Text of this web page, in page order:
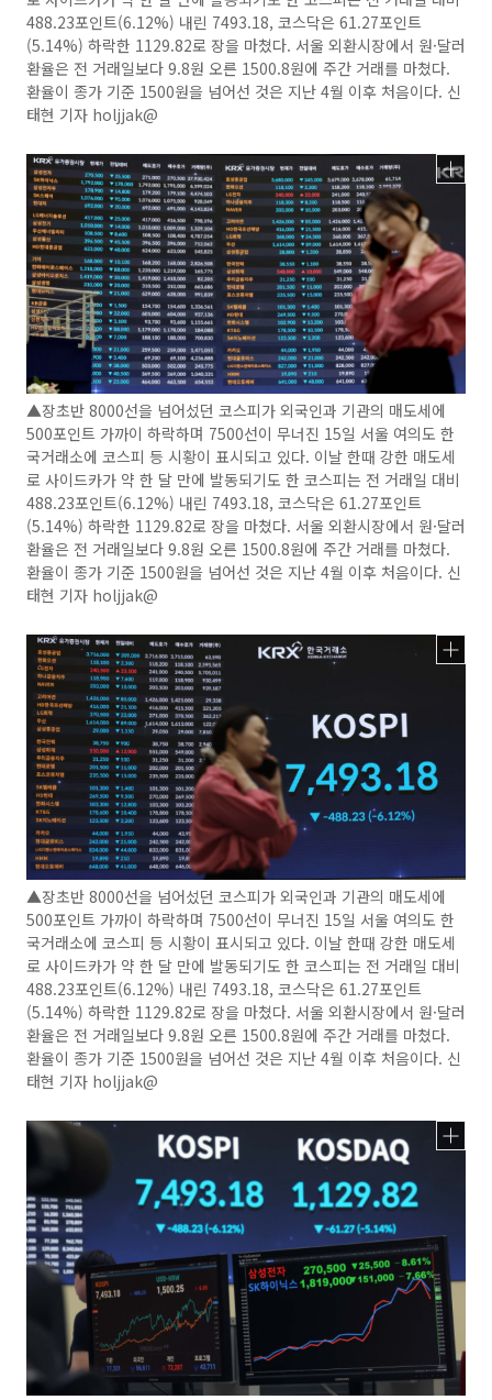
488.23포인트(6.12%) 내린 7493.18, 코스닥은 61.27포인트
(5.14%) 하락한 1129.82로 장을 마쳤다. 서울 외환시장에서 원·달러
환율은 전 거래일보다 9.8원 오른 1500.8원에 주간 거래를 마쳤다.
환율이 종가 기준 1500원을 넘어선 것은 지난 4월 이후 처음이다. 신
태현 기자 holjjak@
▲장초반 8000선을 넘어섰던 코스피가 외국인과 기관의 매도세에
500포인트 가까이 하락하며 7500선이 무너진 15일 서울 여의도 한
국거래소에 코스피 등 시황이 표시되고 있다. 이날 한때 강한 매도세
로 사이드카가 약 한 달 만에 발동되기도 한 코스피는 전 거래일 대비
488.23포인트(6.12%) 내린 7493.18, 코스닥은 61.27포인트
(5.14%) 하락한 1129.82로 장을 마쳤다. 서울 외환시장에서 원·달러
환율은 전 거래일보다 9.8원 오른 1500.8원에 주간 거래를 마쳤다.
환율이 종가 기준 1500원을 넘어선 것은 지난 4월 이후 처음이다. 신
태현 기자 holjjak@
▲장초반 8000선을 넘어섰던 코스피가 외국인과 기관의 매도세에
500포인트 가까이 하락하며 7500선이 무너진 15일 서울 여의도 한
국거래소에 코스피 등 시황이 표시되고 있다. 이날 한때 강한 매도세
로 사이드카가 약 한 달 만에 발동되기도 한 코스피는 전 거래일 대비
488.23포인트(6.12%) 내린 7493.18, 코스닥은 61.27포인트
(5.14%) 하락한 1129.82로 장을 마쳤다. 서울 외환시장에서 원·달러
환율은 전 거래일보다 9.8원 오른 1500.8원에 주간 거래를 마쳤다.
환율이 종가 기준 1500원을 넘어선 것은 지난 4월 이후 처음이다. 신
태현 기자 holjjak@